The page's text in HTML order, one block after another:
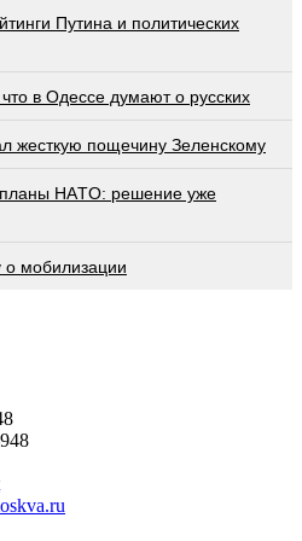
Путина и политических
в Одессе думают о русских
жесткую пощечину Зеленскому
НAТO: рeшeниe ужe
о мобилизации